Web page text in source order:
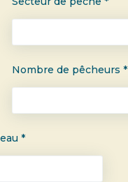
Nombre de pêcheurs *
*